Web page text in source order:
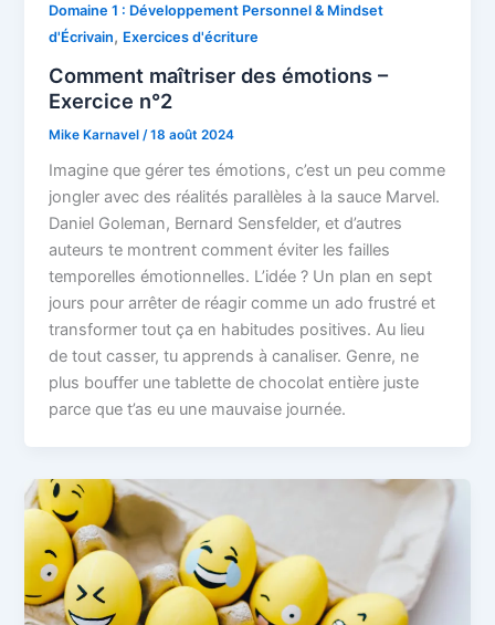
Domaine 1 : Développement Personnel & Mindset
d'Écrivain, Exercices d'écriture
Comment maîtriser des émotions –
Exercice n°2
Mike Karnavel /18 août 2024
Imagine que gérer tes émotions, c’est un peu comme
jongler avec des réalités parallèles à la sauce Marvel.
Daniel Goleman, Bernard Sensfelder, et d’autres
auteurs te montrent comment éviter les failles
temporelles émotionnelles. L’idée ? Un plan en sept
jours pour arrêter de réagir comme un ado frustré et
transformer tout ça en habitudes positives. Au lieu
de tout casser, tu apprends à canaliser. Genre, ne
plus bouffer une tablette de chocolat entière juste
parce que t’as eu une mauvaise journée.